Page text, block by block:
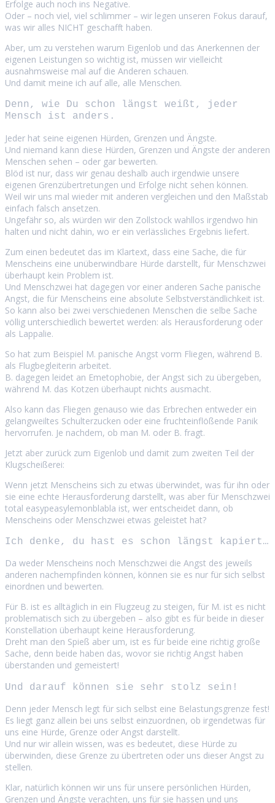
Erfolge auch noch ins Negative.
Oder – noch viel, viel schlimmer – wir legen unseren Fokus darauf,
was wir alles NICHT geschafft haben.
Aber, um zu verstehen warum Eigenlob und das Anerkennen der
eigenen Leistungen so wichtig ist, müssen wir vielleicht
ausnahmsweise mal auf die Anderen schauen.
Und damit meine ich auf alle, alle Menschen.
Denn, wie Du schon längst weißt, jeder
Mensch ist anders.
Jeder hat seine eigenen Hürden, Grenzen und Ängste.
Und niemand kann diese Hürden, Grenzen und Ängste der anderen
Menschen sehen – oder gar bewerten.
Blöd ist nur, dass wir genau deshalb auch irgendwie unsere
eigenen Grenzübertretungen und Erfolge nicht sehen können.
Weil wir uns mal wieder mit anderen vergleichen und den Maßstab
einfach falsch ansetzen.
Ungefähr so, als würden wir den Zollstock wahllos irgendwo hin
halten und nicht dahin, wo er ein verlässliches Ergebnis liefert.
Zum einen bedeutet das im Klartext, dass eine Sache, die für
Menscheins eine unüberwindbare Hürde darstellt, für Menschzwei
überhaupt kein Problem ist.
Und Menschzwei hat dagegen vor einer anderen Sache panische
Angst, die für Menscheins eine absolute Selbstverständlichkeit ist.
So kann also bei zwei verschiedenen Menschen die selbe Sache
völlig unterschiedlich bewertet werden: als Herausforderung oder
als Lappalie.
So hat zum Beispiel M. panische Angst vorm Fliegen, während B.
als Flugbegleiterin arbeitet.
B. dagegen leidet an Emetophobie, der Angst sich zu übergeben,
während M. das Kotzen überhaupt nichts ausmacht.
Also kann das Fliegen genauso wie das Erbrechen entweder ein
gelangweiltes Schulterzucken oder eine fruchteinflößende Panik
hervorrufen. Je nachdem, ob man M. oder B. fragt.
Jetzt aber zurück zum Eigenlob und damit zum zweiten Teil der
Klugscheißerei:
Wenn jetzt Menscheins sich zu etwas überwindet, was für ihn oder
sie eine echte Herausforderung darstellt, was aber für Menschzwei
total easypeasylemonblabla ist, wer entscheidet dann, ob
Menscheins oder Menschzwei etwas geleistet hat?
Ich denke, du hast es schon längst kapiert…
Da weder Menscheins noch Menschzwei die Angst des jeweils
anderen nachempfinden können, können sie es nur für sich selbst
einordnen und bewerten.
Für B. ist es alltäglich in ein Flugzeug zu steigen, für M. ist es nicht
problematisch sich zu übergeben – also gibt es für beide in dieser
Konstellation überhaupt keine Herausforderung.
Dreht man den Spieß aber um, ist es für beide eine richtig große
Sache, denn beide haben das, wovor sie richtig Angst haben
überstanden und gemeistert!
Und darauf können sie sehr stolz sein!
Denn jeder Mensch legt für sich selbst eine Belastungsgrenze fest!
Es liegt ganz allein bei uns selbst einzuordnen, ob irgendetwas für
uns eine Hürde, Grenze oder Angst darstellt.
Und nur wir allein wissen, was es bedeutet, diese Hürde zu
überwinden, diese Grenze zu übertreten oder uns dieser Angst zu
stellen.
Klar, natürlich können wir uns für unsere persönlichen Hürden,
Grenzen und Ängste verachten, uns für sie hassen und uns